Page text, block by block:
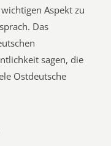
Aspekt zu
Das
sagen, die
Ostdeutsche